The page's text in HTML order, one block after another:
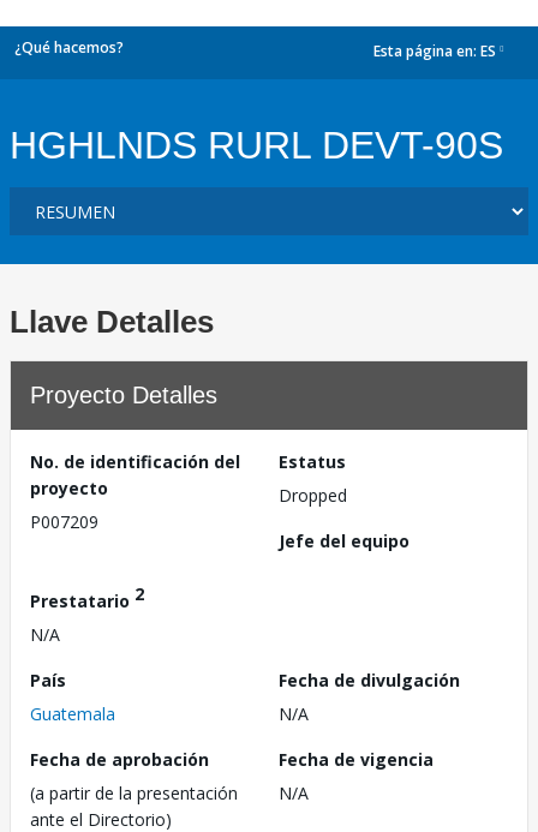
¿Qué hacemos? Esta página en: ES
HGHLNDS RURL DEVT-90S
Llave Detalles
Proyecto Detalles
No. de identificación del
proyecto
P007209
Estatus
Dropped
Jefe del equipo
Prestatario 2
N/A
País
Guatemala
Fecha de divulgación
N/A
Fecha de aprobación
(a partir de la presentación
ante el Directorio)
Fecha de vigencia
N/A